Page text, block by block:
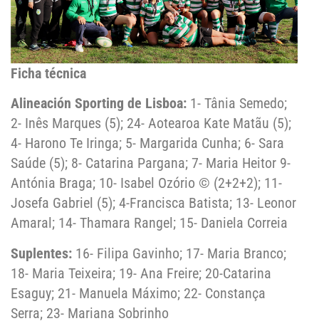
Ficha técnica
Alineación Sporting de Lisboa: 1- Tânia Semedo;
2- Inês Marques (5); 24- Aotearoa Kate Matãu (5);
4- Harono Te Iringa; 5- Margarida Cunha; 6- Sara
Saúde (5); 8- Catarina Pargana; 7- Maria Heitor 9-
Antónia Braga; 10- Isabel Ozório © (2+2+2); 11-
Josefa Gabriel (5); 4-Francisca Batista; 13- Leonor
Amaral; 14- Thamara Rangel; 15- Daniela Correia
Suplentes: 16- Filipa Gavinho; 17- Maria Branco;
18- Maria Teixeira; 19- Ana Freire; 20-Catarina
Esaguy; 21- Manuela Máximo; 22- Constança
Serra; 23- Mariana Sobrinho